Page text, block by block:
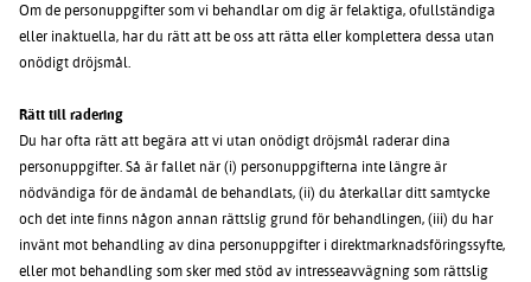
Om de personuppgifter som vi behandlar om dig är felaktiga, ofullständiga
eller inaktuella, har du rätt att be oss att rätta eller komplettera dessa utan
onödigt dröjsmål.
Rätt till radering
Du har ofta rätt att begära att vi utan onödigt dröjsmål raderar dina
personuppgifter. Så är fallet när (i) personuppgifterna inte längre är
nödvändiga för de ändamål de behandlats, (ii) du återkallar ditt samtycke
och det inte finns någon annan rättslig grund för behandlingen, (iii) du har
invänt mot behandling av dina personuppgifter i direktmarknadsföringssyfte,
eller mot behandling som sker med stöd av intresseavvägning som rättslig